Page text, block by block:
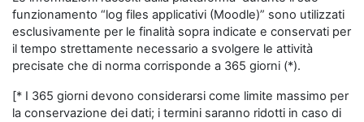
funzionamento “log files applicativi (Moodle)” sono utilizzati
esclusivamente per le finalità sopra indicate e conservati per
il tempo strettamente necessario a svolgere le attività
precisate che di norma corrisponde a 365 giorni (*).
[* I 365 giorni devono considerarsi come limite massimo per
la conservazione dei dati; i termini saranno ridotti in caso di